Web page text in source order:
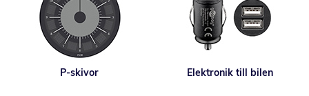
P-skivor Elektronik till bilen